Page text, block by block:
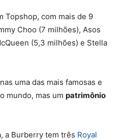
Topshop, com mais de 9
Choo (7 milhões), Asos
(5,3 milhões) e Stella
uma das mais famosas e
mundo, mas um patrimônio
a Burberry tem três Royal